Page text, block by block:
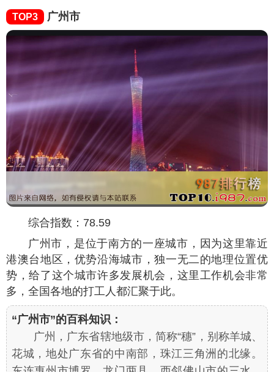
TOP3 广州市
综合指数：78.59
广州市，是位于南方的一座城市，因为这里靠近
港澳台地区，优势沿海城市，独一无二的地理位置优
势，给了这个城市许多发展机会，这里工作机会非常
多，全国各地的打工人都汇聚于此。
“广州市”的百科知识：
广州，广东省辖地级市，简称“穗”，别称羊城、
花城，地处广东省的中南部，珠江三角洲的北缘。